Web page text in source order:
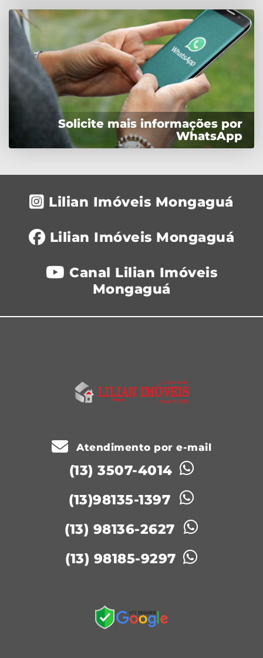
Solicite mais informações por
WhatsApp
Lilian Imóveis Mongaguá
Lilian Imóveis Mongaguá
Canal Lilian Imóveis
Mongaguá
Atendimento por e-mail
(13) 3507-4014
(13)98135-1397
(13) 98136-2627
(13) 98185-9297